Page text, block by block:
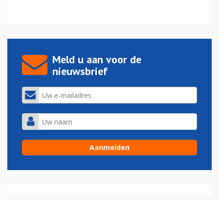
Meld u aan voor de
nieuwsbrief